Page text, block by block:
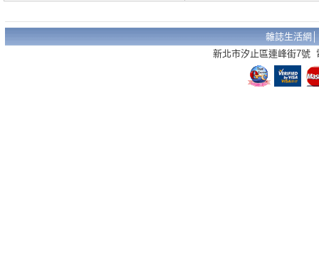
雜誌生活網
新北市汐止區連峰街7號